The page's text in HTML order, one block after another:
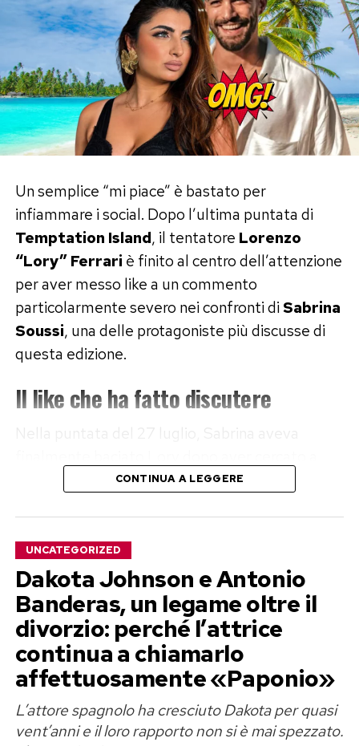
Se fosse davvero una persona disturbata,
ossessiva o violenta, come mai tutte noi siamo
rimaste in buoni rapporti con lui?», ha
affermato.
Le dichiarazioni si inseriscono nel dibattito nato
attorno alla nuova inchiesta suldelitto di
indagato. Si tratta della posizione espressa da
Angela Taccia e non di elementi che incidono
sull’accertamento giudiziario dei fatti, tuttora in
corso.
Post Views: 422
Un semplice “mi piace” è bastato per
infiammare i social. Dopo l’ultima puntata di
Temptation Island, il tentatore Lorenzo
“Lory” Ferrari è finito al centro dell’attenzione
per aver messo like a un commento
particolarmente severo nei confronti diSabrina
Soussi, una delle protagoniste più discusse di
questa edizione.
Il like che ha fatto discutere
lungo un avvicinamento. Poco dopo aveva
particolare trasporto.
La situazione si era ulteriormente complicata
quando la ragazza aveva chiesto al tentatore di
seguirla in bagno, lontano dalle telecamere.
Lory aveva rifiutato con decisione, arrivando a
minacciare di lasciare il programma il giorno
successivo.
CONTINUA A LEGGERE
UNCATEGORIZED
Dakota Johnson e Antonio
Banderas, un legame oltre il
divorzio: perché l’attrice
continua a chiamarlo
affettuosamente «Paponio»
L’attore spagnolo ha cresciuto Dakota per quasi
vent’anni e il loro rapporto non si è mai spezzato.